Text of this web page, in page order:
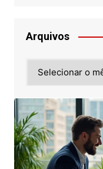
Arquivos